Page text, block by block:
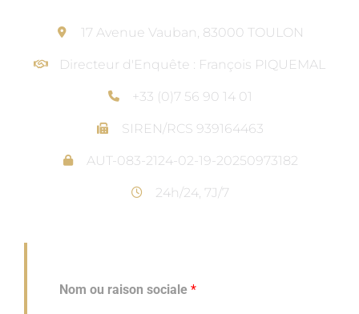
17 Avenue Vauban, 83000 TOULON
Directeur d'Enquête : François PIQUEMAL
+33 (0)7 56 90 14 01
SIREN/RCS 939164463
AUT-083-2124-02-19-20250973182
24h/24, 7J/7
Nom ou raison sociale *